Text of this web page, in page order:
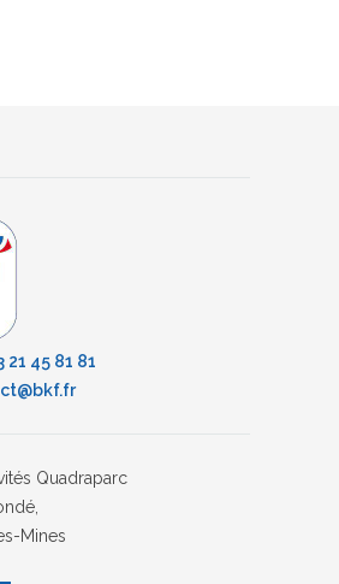
21 45 81 81
Quadraparc
Mines